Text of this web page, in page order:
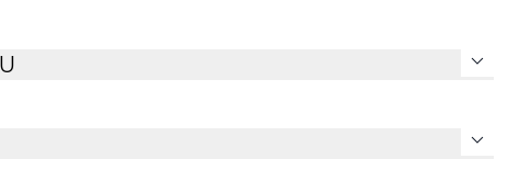
expand_more
expand_more